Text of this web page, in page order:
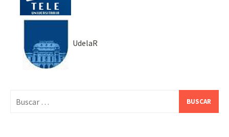
UdelaR